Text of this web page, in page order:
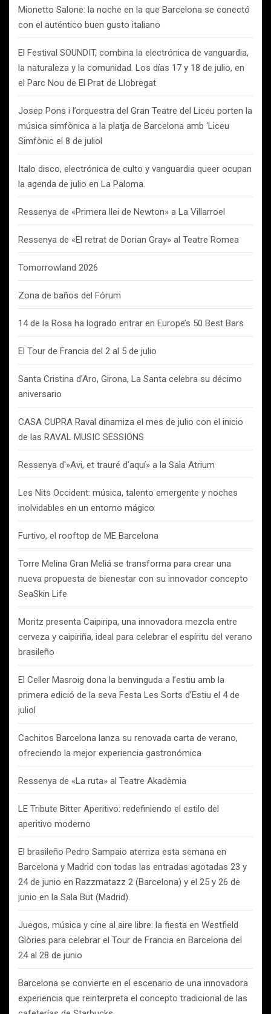
Mionetto Salone: la noche en la que Barcelona se conectó
con el auténtico buen gusto italiano
El Festival SOUNDIT, combina la electrónica de vanguardia,
la naturaleza y la comunidad. Los días 17 y 18 de julio, en
el Parc Nou de El Prat de Llobregat
Josep Pons i l’orquestra del Gran Teatre del Liceu porten la
música simfònica a la platja de Barcelona amb ‘Liceu
Simfònic el 8 de juliol
Italo disco, electrónica de culto y vanguardia queer ocupan
la agenda de julio en La Paloma.
Ressenya de «Primera llei de Newton» a La Villarroel
Ressenya de «El retrat de Dorian Gray» al Teatre Romea
Tomorrowland 2026
Zona de baños del Fórum
14 de la Rosa ha logrado entrar en Europe’s 50 Best Bars
El Tour de Francia del 2 al 5 de julio
Santa Cristina d’Aro, Girona, La Santa celebra su décimo
aniversario
CASA CUPRA Raval dinamiza el mes de julio con el inicio
de las RAVAL MUSIC SESSIONS
Ressenya d'»Avi, et trauré d’aquí» a la Sala Atrium
Les Nits Occident: música, talento emergente y noches
inolvidables en un entorno mágico
Furtivo, el rooftop de ME Barcelona
Torre Melina Gran Meliá se transforma para crear una
nueva propuesta de bienestar con su innovador concepto
SeaSkin Life
Moritz presenta Caipiripa, una innovadora mezcla entre
cerveza y caipiriña, ideal para celebrar el espíritu del verano
brasileño
El Celler Masroig dona la benvinguda a l’estiu amb la
primera edició de la seva Festa Les Sorts d’Estiu el 4 de
juliol
Cachitos Barcelona lanza su renovada carta de verano,
ofreciendo la mejor experiencia gastronómica
Ressenya de «La ruta» al Teatre Akadèmia
LE Tribute Bitter Aperitivo: redefiniendo el estilo del
aperitivo moderno
El brasileño Pedro Sampaio aterriza esta semana en
Barcelona y Madrid con todas las entradas agotadas 23 y
24 de junio en Razzmatazz 2 (Barcelona) y el 25 y 26 de
junio en la Sala But (Madrid).
Juegos, música y cine al aire libre: la fiesta en Westfield
Glòries para celebrar el Tour de Francia en Barcelona del
24 al 28 de junio
Barcelona se convierte en el escenario de una innovadora
experiencia que reinterpreta el concepto tradicional de las